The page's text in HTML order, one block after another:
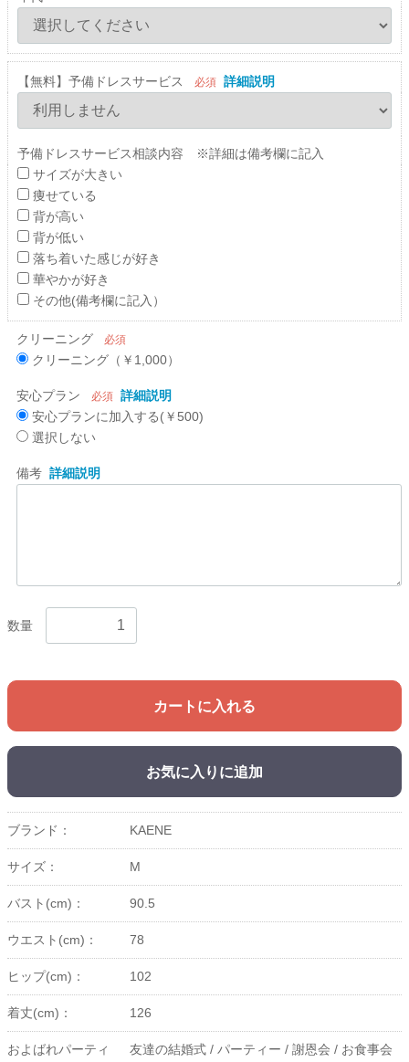
【無料】予備ドレスサービス 必須 詳細説明
予備ドレスサービス相談内容 ※詳細は備考欄に記入
サイズが大きい
痩せている
背が高い
背が低い
落ち着いた感じが好き
華やかが好き
その他(備考欄に記入）
クリーニング 必須
クリーニング（￥1,000）
安心プラン 必須 詳細説明
安心プランに加入する(￥500)
選択しない
備考 詳細説明
数量
カートに入れる
お気に入りに追加
ブランド： KAENE
サイズ： M
バスト(cm)： 90.5
ウエスト(cm)： 78
ヒップ(cm)： 102
着丈(cm)： 126
およばれパーティ
友達の結婚式 / パーティー / 謝恩会 / お食事会